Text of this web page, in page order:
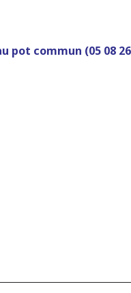
pot commun (05 08